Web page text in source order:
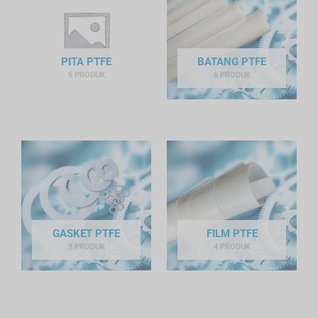
PITA PTFE
5 PRODUK
BATANG PTFE
6 PRODUK
GASKET PTFE
9 PRODUK
FILM PTFE
4 PRODUK